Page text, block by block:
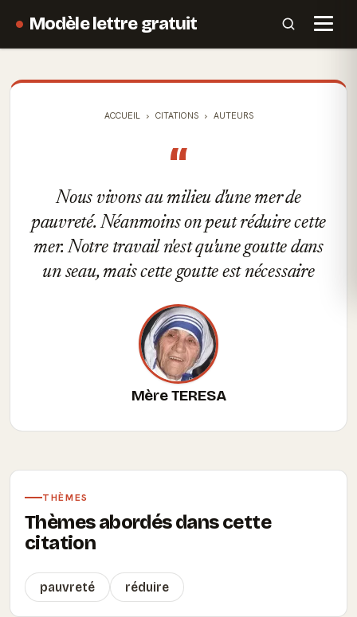
Modèle lettre gratuit
ACCUEIL CITATIONS AUTEURS
“
Nous vivons au milieu d'une mer de
pauvreté. Néanmoins on peut réduire cette
mer. Notre travail n'est qu'une goutte dans
un seau, mais cette goutte est nécessaire
Mère TERESA
THÈMES
Thèmes abordés dans cette
citation
pauvreté réduire